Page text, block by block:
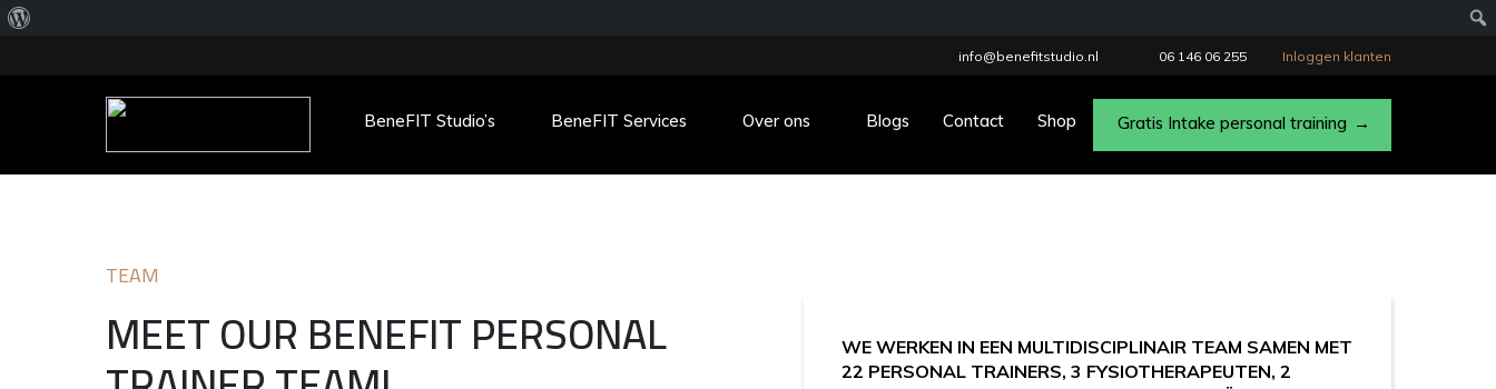
info@benefitstudio.nl 06 146 06 255 Inloggen klanten
Main Menu
BeneFIT Studio’s BeneFIT Services Over ons Blogs Contact Shop Gratis Intake personal training
TEAM
MEET OUR BENEFIT PERSONAL
WE WERKEN IN EEN MULTIDISCIPLINAIR TEAM SAMEN MET
22 PERSONAL TRAINERS, 3 FYSIOTHERAPEUTEN, 2